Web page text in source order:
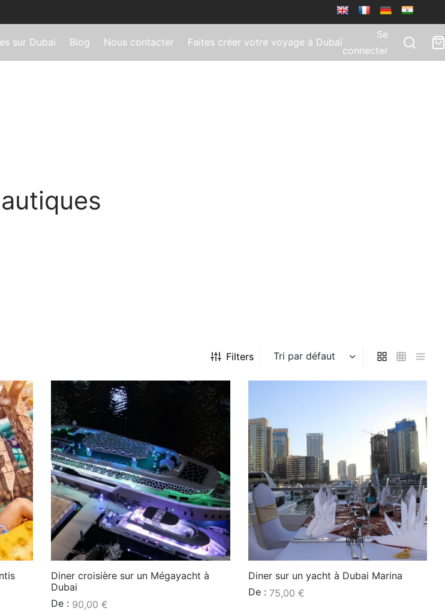
sur Dubai Blog Nous contacter Faites créer votre voyage à Dubaï
Se
connecter
Filters
Diner croisière sur un Mégayacht à
Dubai
De : 90,00 €
Diner sur un yacht à Dubai Marina
De : 75,00 €